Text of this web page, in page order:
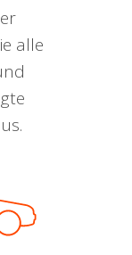
alle